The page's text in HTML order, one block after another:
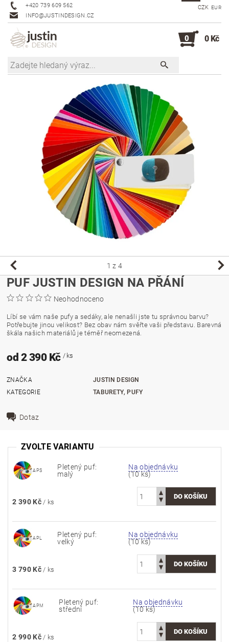
+420 739 609 562
INFO@JUSTINDESIGN.CZ
CZK EUR
0 0 Kč
1 z 4
PUF JUSTIN DESIGN NA PŘÁNÍ
Neohodnoceno
Líbí se vám naše pufy a sedáky, ale nenašli jste tu správnou barvu?
Potřebujte jinou velikost? Bez obav nám svěřte vaši představu. Barevná
škála našich materiálů je téměř neomezená.
od 2 390 Kč/ ks
ZNAČKA
JUSTIN DESIGN
KATEGORIE
TABURETY, PUFY
Dotaz
ZVOLTE VARIANTU
APS
Pletený puf:
malý
Na objednávku
(10 ks)
2 390 Kč / ks
APL
Pletený puf:
velký
Na objednávku
(10 ks)
3 790 Kč / ks
APM
Pletený puf:
střední
Na objednávku
(10 ks)
2 990 Kč / ks